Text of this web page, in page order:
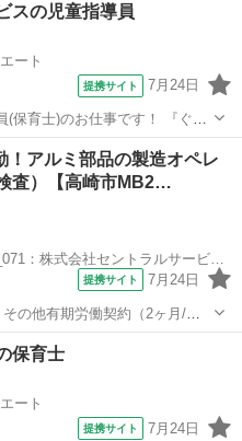
スの児童指導員
ート
提携サイト 7月24日
士)のお仕事です！ 『ぐん
を受けています！ ・人材育成
きやすい環境が整っておりま
！アルミ部品の製造オペレ
査）【高崎市MB2…
応募番号[MB]224-3_071：株式会社セントラルサービス 本社採用係
提携サイト 7月24日
勤務
19：10～翌4：10 ※上記ど...
工場
保育士
ート
提携サイト 7月24日